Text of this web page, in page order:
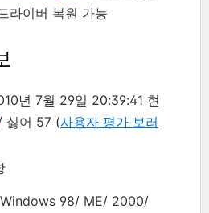
라이버 복원 가능
년 7월 29일 20:39:41 현
싫어 57 (사용자 평가 보러
Windows 98/ ME/ 2000/